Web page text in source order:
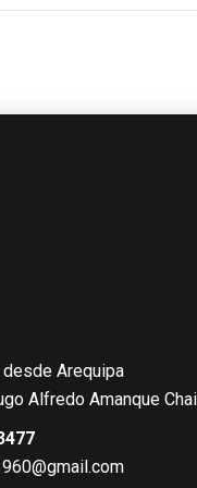
Arequipa
Alfredo Amanque